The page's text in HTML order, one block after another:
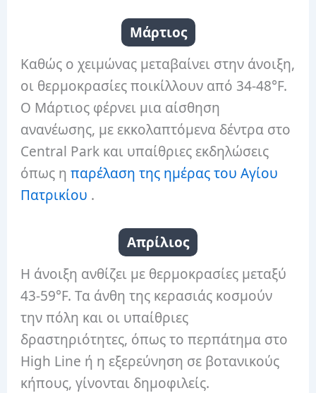
Μάρτιος
Καθώς ο χειμώνας μεταβαίνει στην άνοιξη,
οι θερμοκρασίες ποικίλλουν από 34-48°F.
Ο Μάρτιος φέρνει μια αίσθηση
ανανέωσης, με εκκολαπτόμενα δέντρα στο
Central Park και υπαίθριες εκδηλώσεις
όπως ηπαρέλαση της ημέρας του Αγίου
Πατρικίου .
Απρίλιος
Η άνοιξη ανθίζει με θερμοκρασίες μεταξύ
43-59°F. Τα άνθη της κερασιάς κοσμούν
την πόλη και οι υπαίθριες
δραστηριότητες, όπως το περπάτημα στο
High Line ή η εξερεύνηση σε βοτανικούς
κήπους, γίνονται δημοφιλείς.